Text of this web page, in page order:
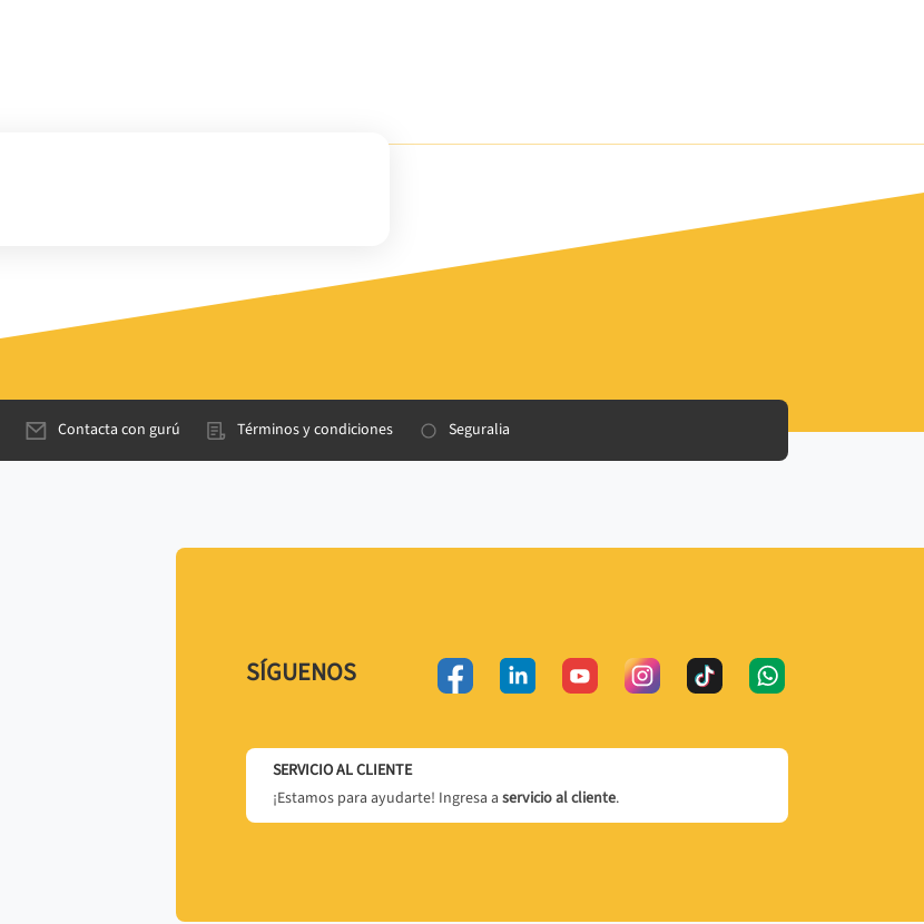
Contacta con gurú Términos y condiciones Seguralia
SÍGUENOS
SERVICIO AL CLIENTE
¡Estamos para ayudarte! Ingresa a servicio al cliente.